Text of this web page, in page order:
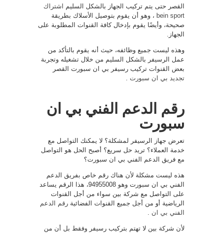
القصر حتى يتم تركيب الجهاز بالشكل السليم
اشتراك
bein sport ، وهو أن يقوم بتوصيل الأسلاك بطريقة
صحيحة، وأيضًا يقوم بإدخال كافة القنوات المطلوبة على
الجهاز.
وهذه ليست جميع وظائفه، حيث أنه يقوم بالتأكد من
عمل الرسيفر بالشكل السليم من خلال تشغيله وتجربة
بعض القنوات تركيب رسيفر بي ان سبورت القصر
تجديد بي ان سبورت
رقم الدعم الفني بي ان
سبورت
تعرض جهاز الرسيفر لمشكلة؟ لا يمكنك التواصل مع
خدمة العملاء؟ تريد حل سريع؟ أصبح الحل هو التواصل
مع فريق الدعم الفني بي ان سبورت؟
هذه ليست مشكلة لأن هناك رقم خاص بفريق الدعم
الفني بي ان سبورت وهو 94955008، هذا الرقم يساعد
على التواصل مع شركة بين سواء من أجل القنوات
الرياضية أو من أجل جميع القنوات الفضائية رقم الدعم
الفني بي ان
لأن شركة بين لا تهتم بتركيب رسيفر وفقط بل أن من